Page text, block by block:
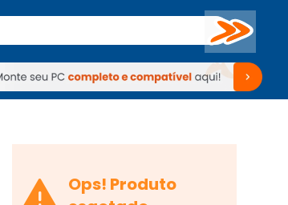
Buscar
Periféricos TV Venda no KaBuM!
TV Venda no KaBuM!
Ops! Produto